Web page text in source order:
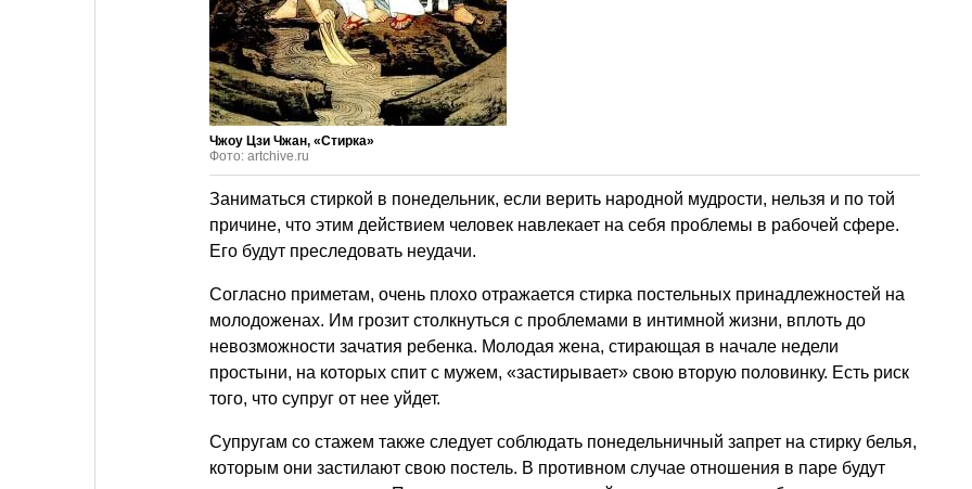
Чжоу Цзи Чжан, «Стирка»
Фото: artchive.ru
Заниматься стиркой в понедельник, если верить народной мудрости, нельзя и по той
причине, что этим действием человек навлекает на себя проблемы в рабочей сфере.
Его будут преследовать неудачи.
Согласно приметам, очень плохо отражается стирка постельных принадлежностей на
молодоженах. Им грозит столкнуться с проблемами в интимной жизни, вплоть до
невозможности зачатия ребенка. Молодая жена, стирающая в начале недели
простыни, на которых спит с мужем, «застирывает» свою вторую половинку. Есть риск
того, что супруг от нее уйдет.
Супругам со стажем также следует соблюдать понедельничный запрет на стирку белья,
которым они застилают свою постель. В противном случае отношения в паре будут